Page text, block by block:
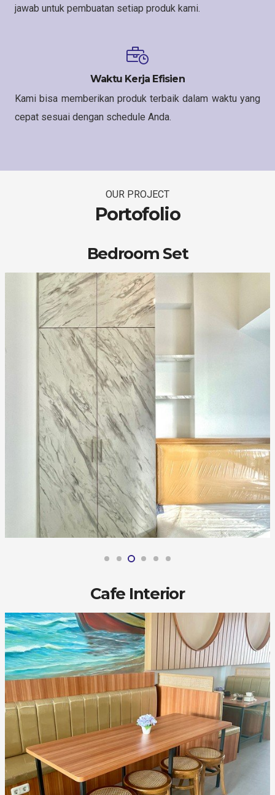
jawab untuk pembuatan setiap produk kami.
Waktu Kerja Efisien
Kami bisa memberikan produk terbaik dalam waktu yang
cepat sesuai dengan schedule Anda.
OUR PROJECT
Portofolio
Bedroom Set
Cafe Interior